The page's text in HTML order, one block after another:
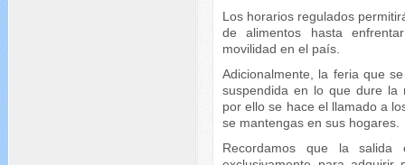
Los horarios regulados
de alimentos hasta
movilidad en el país.
Adicionalmente, la feria que
suspendida en lo que dure la
por ello se hace el llamado a
se mantengas en sus hogares.
Recordamos que la